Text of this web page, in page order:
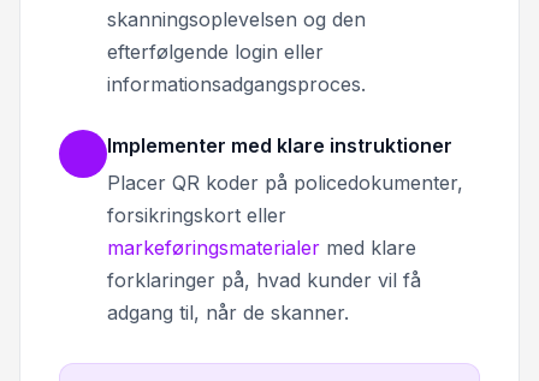
skanningsoplevelsen og den
efterfølgende login eller
informationsadgangsproces.
Implementer med klare instruktioner
Placer QR koder på policedokumenter,
forsikringskort eller
markeføringsmaterialer med klare
forklaringer på, hvad kunder vil få
adgang til, når de skanner.